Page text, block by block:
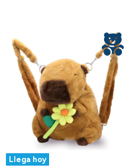
Llega hoy